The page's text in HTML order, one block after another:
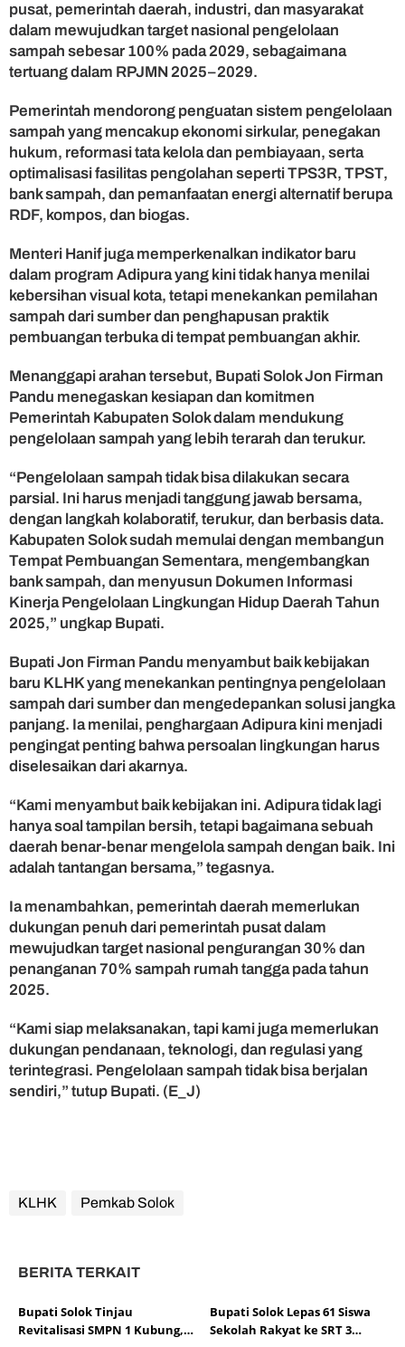
h
T
e
r
n
t
g
r
a
s
D
u
n
g
r
o
g
r
a
s
i
o
n
a
pusat, pemerintah daerah, industri, dan masyarakat
dalam mewujudkan target nasional pengelolaan
sampah sebesar 100% pada 2029, sebagaimana
tertuang dalam RPJMN 2025–2029.
Pemerintah mendorong penguatan sistem pengelolaan
sampah yang mencakup ekonomi sirkular, penegakan
hukum, reformasi tata kelola dan pembiayaan, serta
optimalisasi fasilitas pengolahan seperti TPS3R, TPST,
bank sampah, dan pemanfaatan energi alternatif berupa
RDF, kompos, dan biogas.
Menteri Hanif juga memperkenalkan indikator baru
dalam program Adipura yang kini tidak hanya menilai
kebersihan visual kota, tetapi menekankan pemilahan
sampah dari sumber dan penghapusan praktik
pembuangan terbuka di tempat pembuangan akhir.
Menanggapi arahan tersebut, Bupati Solok Jon Firman
Pandu menegaskan kesiapan dan komitmen
Pemerintah Kabupaten Solok dalam mendukung
pengelolaan sampah yang lebih terarah dan terukur.
“Pengelolaan sampah tidak bisa dilakukan secara
parsial. Ini harus menjadi tanggung jawab bersama,
dengan langkah kolaboratif, terukur, dan berbasis data.
Kabupaten Solok sudah memulai dengan membangun
Tempat Pembuangan Sementara, mengembangkan
bank sampah, dan menyusun Dokumen Informasi
Kinerja Pengelolaan Lingkungan Hidup Daerah Tahun
2025,” ungkap Bupati.
Bupati Jon Firman Pandu menyambut baik kebijakan
baru KLHK yang menekankan pentingnya pengelolaan
sampah dari sumber dan mengedepankan solusi jangka
panjang. Ia menilai, penghargaan Adipura kini menjadi
pengingat penting bahwa persoalan lingkungan harus
diselesaikan dari akarnya.
“Kami menyambut baik kebijakan ini. Adipura tidak lagi
hanya soal tampilan bersih, tetapi bagaimana sebuah
daerah benar-benar mengelola sampah dengan baik. Ini
adalah tantangan bersama,” tegasnya.
Ia menambahkan, pemerintah daerah memerlukan
dukungan penuh dari pemerintah pusat dalam
mewujudkan target nasional pengurangan 30% dan
penanganan 70% sampah rumah tangga pada tahun
2025.
“Kami siap melaksanakan, tapi kami juga memerlukan
dukungan pendanaan, teknologi, dan regulasi yang
terintegrasi. Pengelolaan sampah tidak bisa berjalan
sendiri,” tutup Bupati. (E_J)
KLHK Pemkab Solok
BERITA TERKAIT
Bupati Solok Tinjau
Revitalisasi SMPN 1 Kubung,
Bupati Solok Lepas 61 Siswa
Sekolah Rakyat ke SRT 3